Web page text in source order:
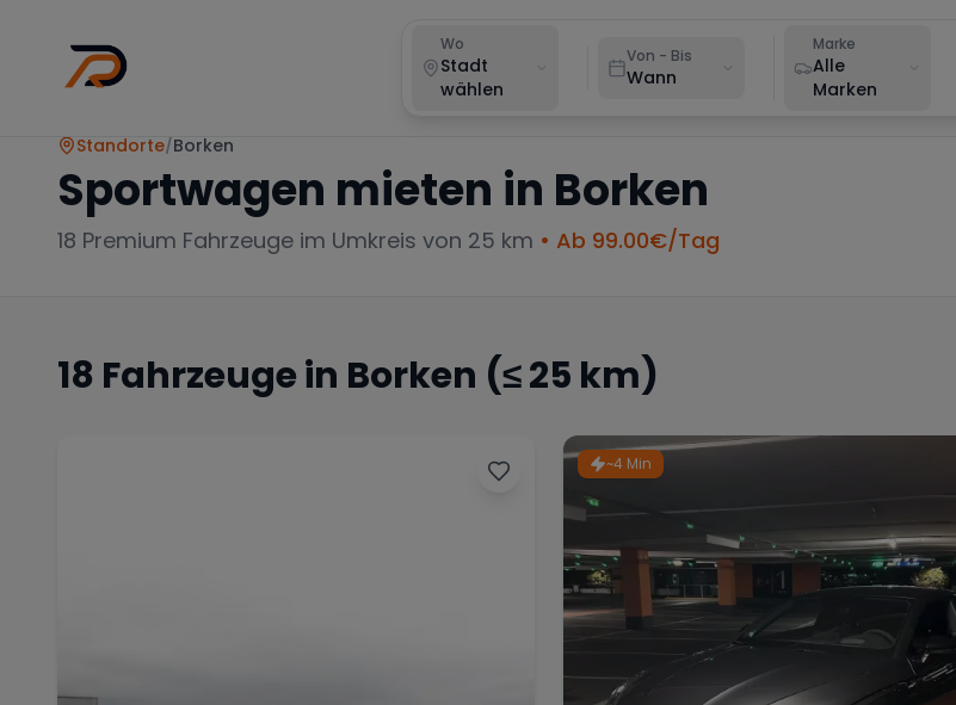
Wo
Stadt
wählen
Von - Bis
Wann
Marke
Alle
Marken
Standorte/Borken
Sportwagen mieten in Borken
18 Premium Fahrzeuge im Umkreis von 25 km • Ab 99.00€/Tag
18 Fahrzeuge in Borken (≤ 25 km)
~4 Min